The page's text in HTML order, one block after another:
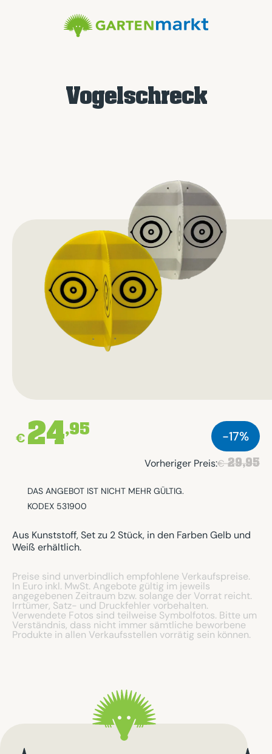
Vogelschreck
DAS ANGEBOT IST NICHT MEHR GÜLTIG.
KODEX 531900
€24,95 -17%
Vorheriger Preis:€ 29,95
Aus Kunststoff, Set zu 2 Stück, in den Farben Gelb und
Weiß erhältlich.
Preise sind unverbindlich empfohlene Verkaufspreise.
In Euro inkl. MwSt. Angebote gültig im jeweils
angegebenen Zeitraum bzw. solange der Vorrat reicht.
Irrtümer, Satz- und Druckfehler vorbehalten.
Verwendete Fotos sind teilweise Symbolfotos. Bitte um
Verständnis, dass nicht immer sämtliche beworbene
Produkte in allen Verkaufsstellen vorrätig sein können.